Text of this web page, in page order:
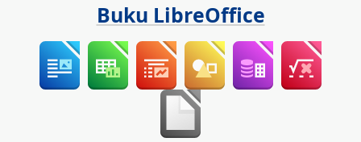
Buku LibreOffice